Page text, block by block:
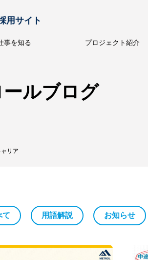
用サイト
事を知る プロジェクト紹介
ルブログ
ャリア
て 用語解説 お知らせ